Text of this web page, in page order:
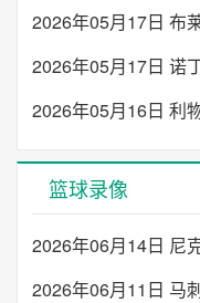
篮球录像